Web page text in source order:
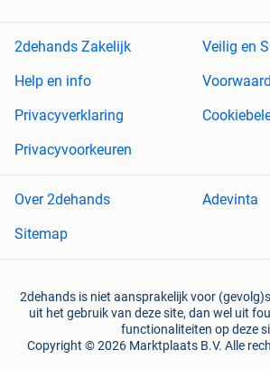
2dehands Zakelijk
Veilig en
Help en info
Privacyverklaring
Privacyvoorkeuren
Over 2dehands
Adevinta
Sitemap
2dehands is niet aansprakelijk voor
uit het gebruik van deze site, dan wel uit
functionaliteiten op deze
Copyright © 2026 Marktplaats B.V. Alle